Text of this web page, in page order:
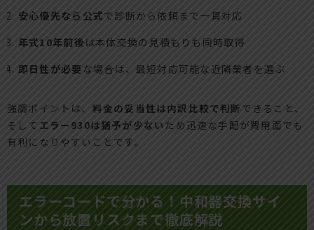
安心優先なら公式で診断から依頼まで一貫対応
年式10年前後は本体交換の見積もりも同時取得
即日性が必要な場合は、最短対応可能な近隣業者を選ぶ
強調ポイントは、 料金の妥当性は内訳比較で判断 できること、
そして エラー930は猶予が少ない ため迅速な手配が費用面でも
有利になりやすいことです。
エラーコードで分かる！中和器交換サイ
ンから放置リスクまで徹底解説